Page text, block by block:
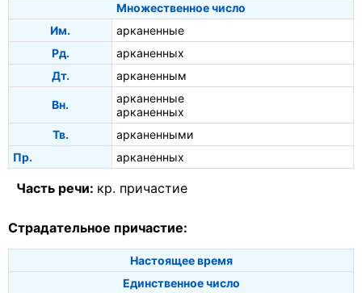
Множественное число
Им.
арканенные
Рд.
арканенных
Дт.
арканенным
Вн.
арканенные
арканенных
Тв.
арканенными
Пр.
арканенных
Часть речи: кр. причастие
Страдательное причастие:
Настоящее время
Единственное число